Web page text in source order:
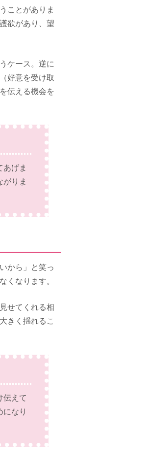
ことがありま
欲があり、望
ケース。逆に
好意を受け取
伝える機会を
げま
がりま
から」と笑っ
くなります。
せてくれる相
きく揺れるこ
伝えて
なり